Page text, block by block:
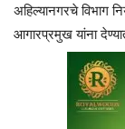
अहिल्यानगरचे
आगारप्रमुख यांना